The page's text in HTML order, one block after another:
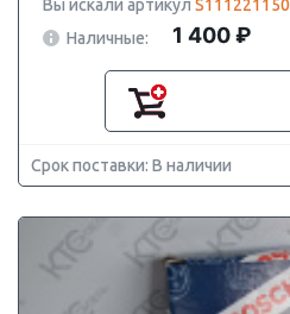
Вы искали артикул S111221150
Наличные:
1 400 ₽
Срок поставки: В наличии